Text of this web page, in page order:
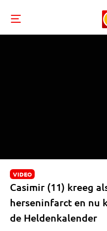
VIDEO
Casimir (11) kreeg
herseninfarct en nu
de Heldenkalender